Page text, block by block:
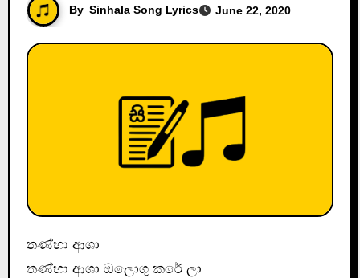
By Sinhala Song Lyrics June 22, 2020
තණ්හා ආශා
තණ්හා ආශා ඔලොගු කරේ ලා